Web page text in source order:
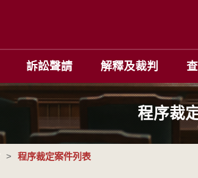
訴訟聲請 解釋及裁判
程序裁
> 程序裁定案件列表